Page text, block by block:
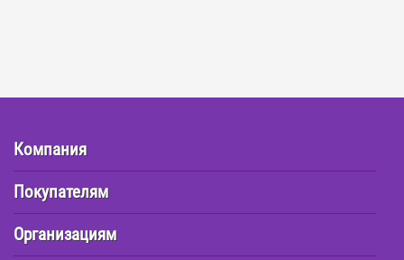
Компания
Покупателям
Организациям